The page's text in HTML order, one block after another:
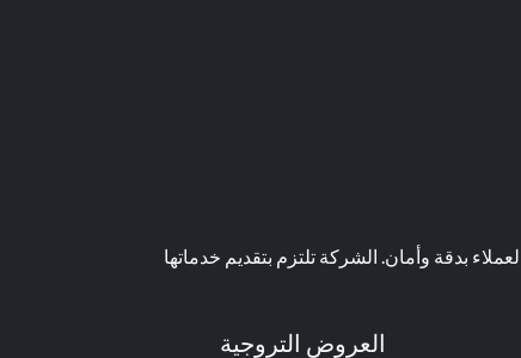
بدقة وأمان. الشركة تلتزم بتقديم خدماتها
العروض التروجية